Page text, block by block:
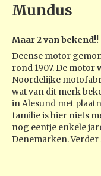
Mundus
Maar 2 van bekend!!
Deense motor
rond 1907. De motor
Noordelijke
wat van dit merk
in Alesund met
familie is hier niets
nog eentje enkele
Denemarken.